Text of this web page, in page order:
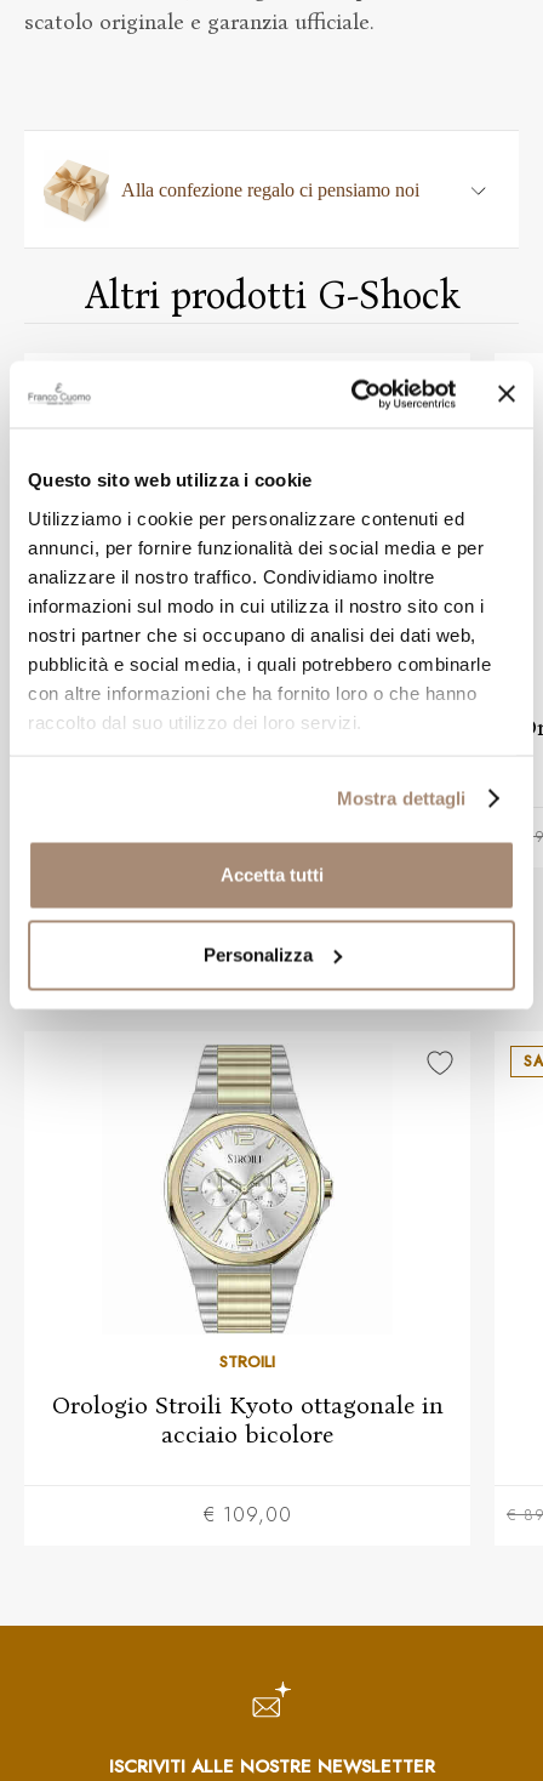
Questo sito web utilizza i cookie
Utilizziamo i cookie per personalizzare contenuti ed
annunci, per fornire funzionalità dei social media e per
analizzare il nostro traffico. Condividiamo inoltre
informazioni sul modo in cui utilizza il nostro sito con i
nostri partner che si occupano di analisi dei dati web,
pubblicità e social media, i quali potrebbero combinarle
con altre informazioni che ha fornito loro o che hanno
raccolto dal suo utilizzo dei loro servizi.
Mostra dettagli
Accetta tutti
Personalizza
scatolo originale e garanzia ufficiale.
Alla confezione regalo ci pensiamo noi
Altri prodotti G-Shock
G-SHOCK
Orologio Casio G-Shock nero lucido e
€ 149,00 € 119,20 -20% €
Prodotti simili
STROILI
Orologio Stroili Kyoto ottagonale in
acciaio bicolore
€ 109,00 €
ISCRIVITI ALLE NOSTRE NEWSLETTER